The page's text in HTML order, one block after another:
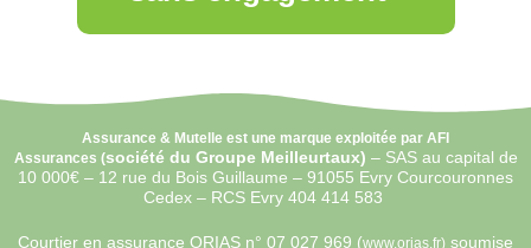
Assurance & Mutelle est une marque exploitée par AFI
Assurances (société du Groupe Meilleurtaux) – SAS au capital de
10 000€ – 12 rue du Bois Guillaume – 91055 Evry Courcouronnes
Cedex – RCS Evry 404 414 583
Courtier en assurance ORIAS n° 07 027 969 (www.orias.fr) soumise